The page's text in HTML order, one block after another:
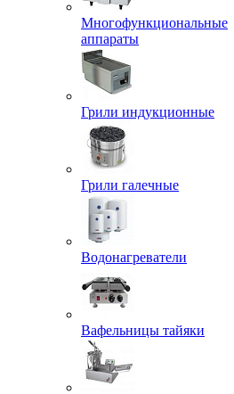
Многофункциональные
аппараты
Грили индукционные
Грили галечные
Водонагреватели
Вафельницы тайяки